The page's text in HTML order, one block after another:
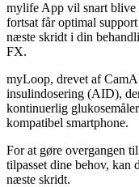
mylife App vil snart blive
fortsat får optimal
næste skridt i din
FX.
myLoop, drevet af
insulindosering (AID),
kontinuerlig
kompatibel smartphone.
For at gøre overgangen
tilpasset dine behov, kan
næste skridt.